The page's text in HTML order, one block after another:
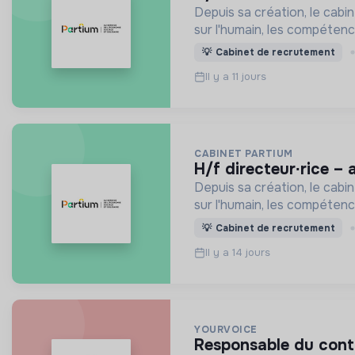
Depuis sa création, le
sur l'humain, les
💡 Cabinet de recrutement
Il y a 11 jours
CABINET PARTIUM
h/f directeur∙rice
Depuis sa création, le
sur l'humain, les
💡 Cabinet de recrutement
Il y a 14 jours
YOURVOICE
responsable du